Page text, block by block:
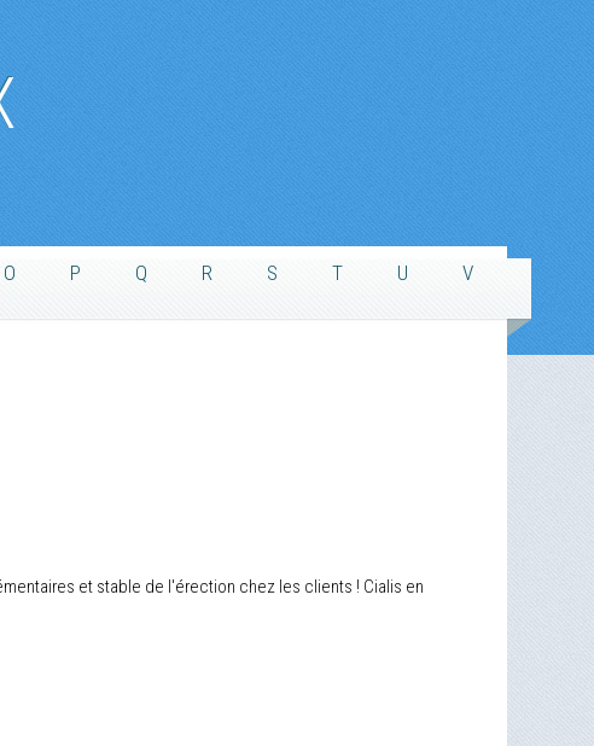
O P Q R S T U V
et stable de l'érection chez les clients ! Cialis en